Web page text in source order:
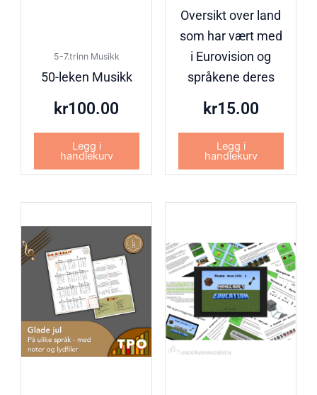
5-7.trinn Musikk
50-leken Musikk
kr100.00
Legg i
handlekurv
Oversikt over land
som har vært med
i Eurovision og
språkene deres
kr15.00
Legg i
handlekurv